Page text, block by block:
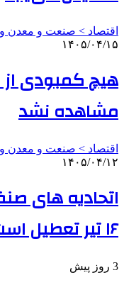
اقتصاد > صنعت و معدن
۱۴۰۵/۰۴/۱۵
هیچ کمبودی از
مشاهده نشد
اقتصاد > صنعت و معدن
۱۴۰۵/۰۴/۱۲
۱۶ تیر تعطیل است
3 روز پیش